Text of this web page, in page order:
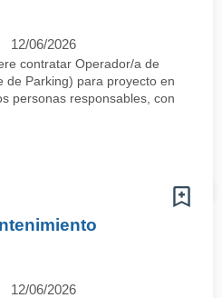
12/06/2026
contratar Operador/a de
de Parking) para proyecto en
personas responsables, con
12/06/2026